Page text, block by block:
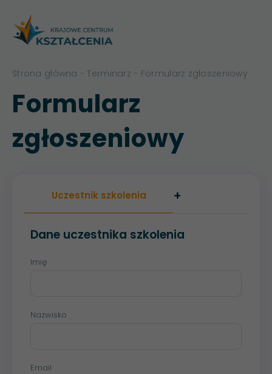
Strona główna -Terminarz - Formularz zgłoszeniowy
Formularz
zgłoszeniowy
Uczestnik szkolenia +
Dane uczestnika szkolenia
Imię
Nazwisko
Email